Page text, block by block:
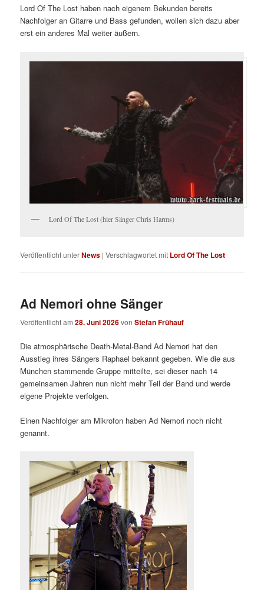
Lord Of The Lost haben nach eigenem Bekunden bereits
Nachfolger an Gitarre und Bass gefunden, wollen sich dazu aber
erst ein anderes Mal weiter äußern.
Lord Of The Lost (hier Sänger Chris Harms)
Veröffentlicht unterNews |Verschlagwortet mit Lord Of The Lost
Ad Nemori ohne Sänger
Veröffentlicht am28. Juni 2026vonStefan Frühauf
Die atmosphärische Death-Metal-Band Ad Nemori hat den
Ausstieg ihres Sängers Raphael bekannt gegeben. Wie die aus
München stammende Gruppe mitteilte, sei dieser nach 14
gemeinsamen Jahren nun nicht mehr Teil der Band und werde
eigene Projekte verfolgen.
Einen Nachfolger am Mikrofon haben Ad Nemori noch nicht
genannt.